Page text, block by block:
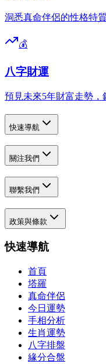
洞悉真命伴侶的性格特
💰
八字財運
預見未來5年財富走勢
快速導航
關注我們
聯繫我們
政策與條款
快速導航
首頁
塔羅
真命伴侶
今日運勢
手相分析
生肖運勢
八字排盤
緣分合盤